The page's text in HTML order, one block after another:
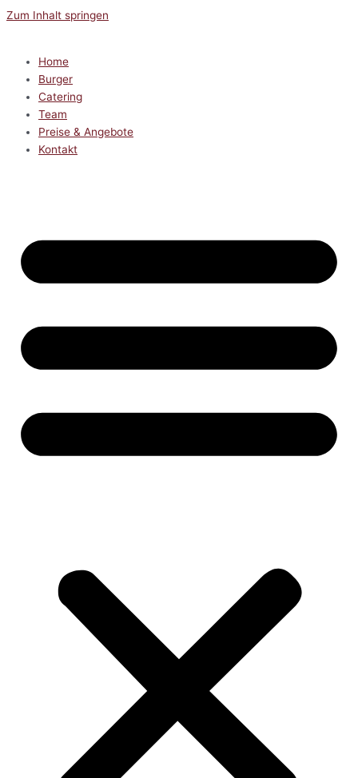
Zum Inhalt springen
Home
Burger
Catering
Team
Preise & Angebote
Kontakt